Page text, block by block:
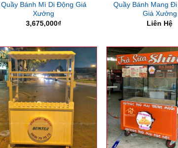
Quầy Bánh Mì Di Động Giá
Xưởng
3,675,000₫
Quầy Bánh Mang
Giá Xưởng
Liên Hệ